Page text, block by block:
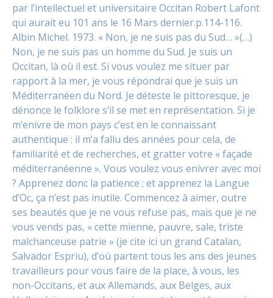
par l’intellectuel et universitaire Occitan Robert Lafont
qui aurait eu 101 ans le 16 Mars dernier.p.114-116.
Albin Michel. 1973. « Non, je ne suis pas du Sud… »(…)
Non, je ne suis pas un homme du Sud. Je suis un
Occitan, là où il est. Si vous voulez me situer par
rapport à la mer, je vous répondrai que je suis un
Méditerranéen du Nord. Je déteste le pittoresque, je
dénonce le folklore s’il se met en représentation. Si je
m’enivre de mon pays c’est en le connaissant
authentique : il m’a fallu des années pour cela, de
familiarité et de recherches, et gratter votre « façade
méditerranéenne ». Vous voulez vous enivrer avec moi
? Apprenez donc la patience ; et apprenez la Langue
d’Oc, ça n’est pas inutile. Commencez à aimer, outre
ses beautés que je ne vous refuse pas, mais que je ne
vous vends pas, « cette mienne, pauvre, sale, triste
malchanceuse patrie » (je cite ici un grand Catalan,
Salvador Espriu), d’où partent tous les ans des jeunes
travailleurs pour vous faire de la place, à vous, les
non-Occitans, et aux Allemands, aux Belges, aux